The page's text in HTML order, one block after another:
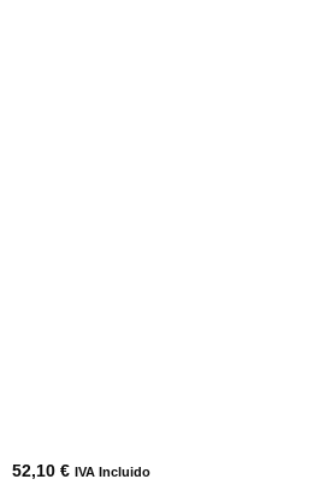
52,10 € IVA Incluido